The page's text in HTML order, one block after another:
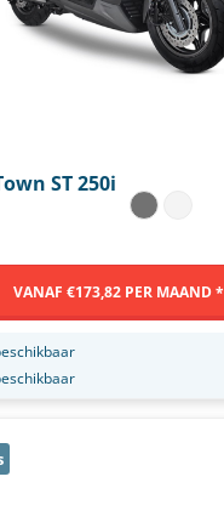
ST 250i
VANAF €173,82 PER MAAND *